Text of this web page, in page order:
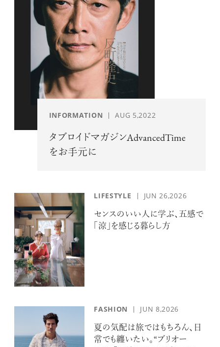
INFORMATION AUG 5,2022
タブロイドマガジンAdvancedTime
をお手元に
LIFESTYLE JUN 26,2026
センスのいい人に学ぶ、五感で
「涼」を感じる暮らし方
FASHION JUN 8,2026
夏の気配は旅ではもちろん、日
常でも纏いたい。“ブリオー